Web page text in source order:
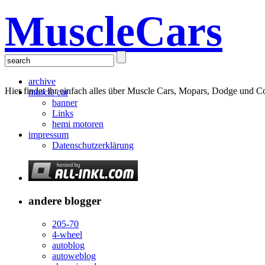
MuscleCars
Hier findet ihr einfach alles über Muscle Cars, Mopars, Dodge und
archive
muscle car
banner
Links
hemi motoren
impressum
Datenschutzerklärung
andere blogger
205-70
4-wheel
autoblog
autoweblog